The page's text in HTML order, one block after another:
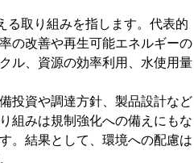
る取り組みを指します。代表的
の改善や再生可能エネルギーの
ル、資源の効率利用、水使用量
投資や調達方針、製品設計など
組みは規制強化への備えにもな
。結果として、環境への配慮は